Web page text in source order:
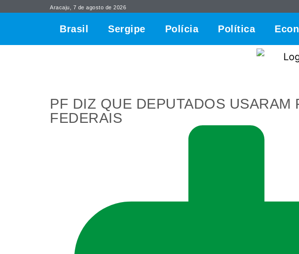
Aracaju, 7 de agosto de 2026
Brasil Sergipe Polícia Política
PF DIZ QUE DEPUTADOS USARAM
FEDERAIS